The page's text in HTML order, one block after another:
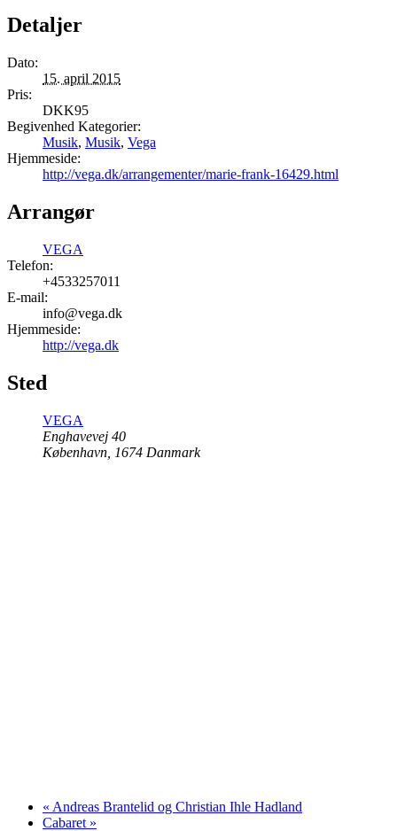
Detaljer
Dato:
15. april 2015
Pris:
DKK95
Begivenhed Kategorier:
Musik, Musik, Vega
Hjemmeside:
http://vega.dk/arrangementer/marie-frank-16429.html
Arrangør
VEGA
Telefon:
+4533257011
E-mail:
info@vega.dk
Hjemmeside:
http://vega.dk
Sted
VEGA
Enghavevej 40
København 1674 Danmark
« Andreas Brantelid og Christian Ihle Hadland
Cabaret »